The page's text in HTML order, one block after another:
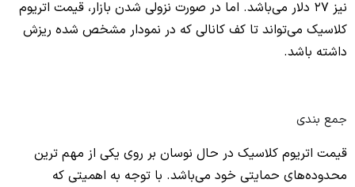
نیز 27 دلار می‌باشد. اما در صورت نزولی شدن بازار، قیمت اتریوم
کلاسیک می‌تواند تا کف کانالی که در نمودار مشخص شده ریزش
داشته باشد.
جمع بندی
قیمت اتریوم کلاسیک در حال نوسان بر روی یکی از مهم ترین
محدوده‌های حمایتی خود می‌باشد. با توجه به اهمیتی که